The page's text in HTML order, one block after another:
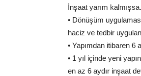
İnşaat yarım
• Dönüşüm
haciz ve tedbir
• Yapımdan itibaren
• 1 yıl içinde yeni
en az 6 aydır inşaat